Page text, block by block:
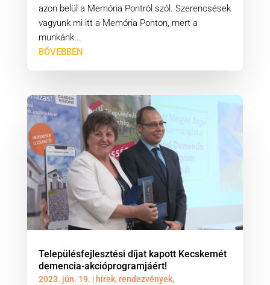
azon belül a Memória Pontról szól. Szerencsések
vagyunk mi itt a Memória Ponton, mert a
munkánk...
BŐVEBBEN
Településfejlesztési díjat kapott Kecskemét
demencia-akcióprogramjáért!
2023. jún. 19. | hírek,rendezvények,